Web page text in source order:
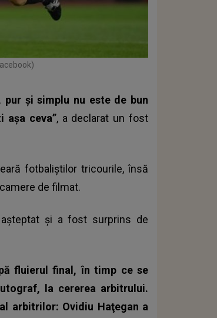
și simplu nu este de bun
așa ceva”, a declarat un fost
fotbaliștilor tricourile, însă
de filmat.
și a fost surprins de
fluierul final, în timp ce se
la cererea arbitrului.
arbitrilor: Ovidiu Haţegan a